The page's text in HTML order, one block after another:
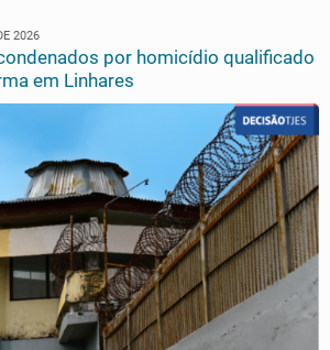
2026
por homicídio qualificado
em Linhares